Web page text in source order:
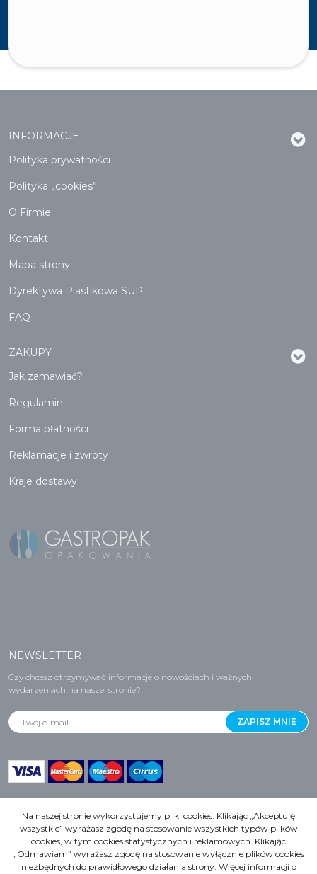
INFORMACJE
Polityka prywatności
Polityka „cookies”
O Firmie
Kontakt
Mapa strony
Dyrektywa Plastikowa SUP
FAQ
ZAKUPY
Jak zamawiać?
Regulamin
Forma płatności
Reklamacje i zwroty
Kraje dostawy
NEWSLETTER
Czy chcesz otrzymywać informacje o nowościach i ważnych
wydarzeniach na naszej stronie?
Copyrights by GASTROPAK, 2021r. Wszelkie prawa zastrzeżone.
InfoSerwis-oprogramowanie sklepu internetowego
Na naszej stronie wykorzystujemy pliki cookies. Klikając „Akceptuję
wszystkie” wyrażasz zgodę na stosowanie wszystkich typów plików
cookies, w tym cookies statystycznych i reklamowych. Klikając
„Odmawiam” wyrażasz zgodę na stosowanie wyłącznie plików cookies
niezbędnych do prawidłowego działania strony. Więcej informacji o